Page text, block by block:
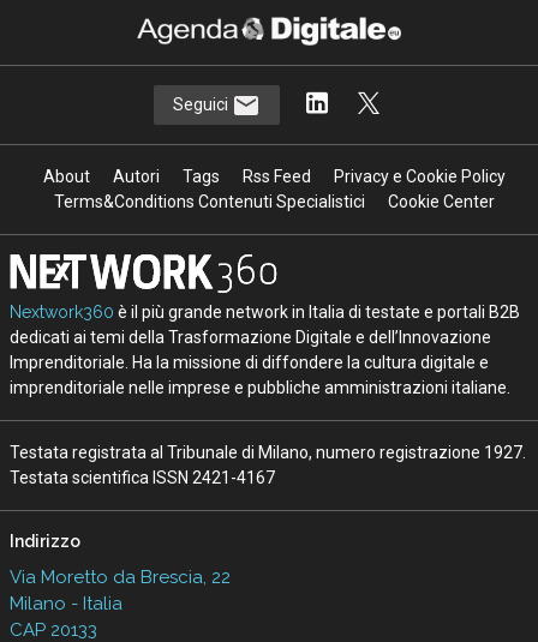
Seguici
About Autori Tags Rss Feed
Privacy e Cookie Policy
Terms&Conditions Contenuti Specialistici
Cookie Center
Nextwork360 è il più grande network in Italia di testate e portali B2B
dedicati ai temi della Trasformazione Digitale e dell’Innovazione
Imprenditoriale. Ha la missione di diffondere la cultura digitale e
imprenditoriale nelle imprese e pubbliche amministrazioni italiane.
Testata registrata al Tribunale di Milano, numero registrazione 1927.
Testata scientifica ISSN 2421-4167
Indirizzo
Via Moretto da Brescia, 22
Milano - Italia
CAP 20133